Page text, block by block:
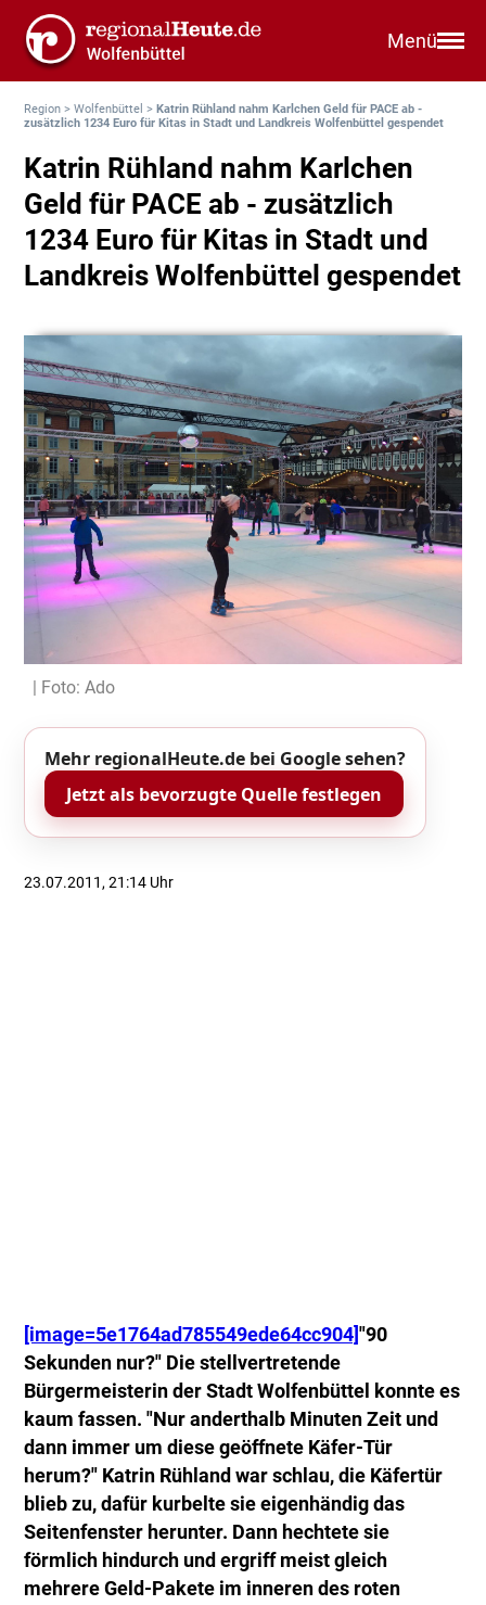
Menü
Region >Wolfenbüttel >Katrin Rühland nahm Karlchen Geld für PACE ab -
zusätzlich 1234 Euro für Kitas in Stadt und Landkreis Wolfenbüttel gespendet
Katrin Rühland nahm Karlchen
Geld für PACE ab - zusätzlich
1234 Euro für Kitas in Stadt und
Landkreis Wolfenbüttel gespendet
| Foto: Ado
Mehr regionalHeute.de bei Google sehen?
Jetzt als bevorzugte Quelle festlegen
23.07.2011, 21:14 Uhr
[image=5e1764ad785549ede64cc904]"90
Sekunden nur?" Die stellvertretende
Bürgermeisterin der Stadt Wolfenbüttel konnte es
kaum fassen. "Nur anderthalb Minuten Zeit und
dann immer um diese geöffnete Käfer-Tür
herum?" Katrin Rühland war schlau, die Käfertür
blieb zu, dafür kurbelte sie eigenhändig das
Seitenfenster herunter. Dann hechtete sie
förmlich hindurch und ergriff meist gleich
mehrere Geld-Pakete im inneren des roten